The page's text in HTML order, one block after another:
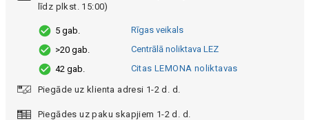
līdz plkst. 15:00)
5 gab.
Rīgas veikals
>20 gab.
Centrālā noliktava LEZ
42 gab.
Citas LEMONA noliktavas
Piegāde uz klienta adresi 1-2 d. d.
Piegādes uz paku skapjiem 1-2 d. d.